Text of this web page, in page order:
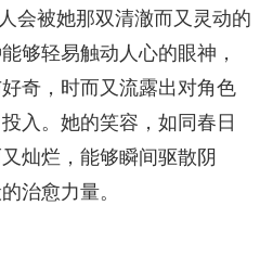
会被她那双清澈而又灵动的
够轻易触动人心的眼神，
奇，时而又流露出对角色
入。她的笑容，如同春日
灿烂，能够瞬间驱散阴
治愈力量。